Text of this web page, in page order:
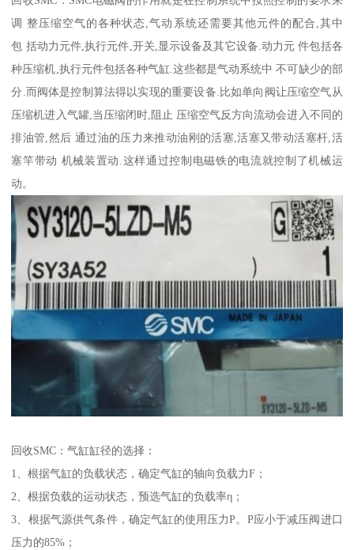
调 整压缩空气的各种状态,气动系统还需要其他元件的配合,其中
包 括动力元件,执行元件,开关,显示设备及其它设备.动力元 件包括各
种压缩机,执行元件包括各种气缸.这些都是气动系统中 不可缺少的部
分.而阀体是控制算法得以实现的重要设备.比如单向阀让压缩空气从
压缩机进入气罐,当压缩闭时,阻止 压缩空气反方向流动会进入不同的
排油管,然后 通过油的压力来推动油刚的活塞,活塞又带动活塞杆,活
塞竿带动 机械装置动.这样通过控制电磁铁的电流就控制了机械运
动。
回收SMC：气缸缸径的选择：
1、根据气缸的负载状态，确定气缸的轴向负载力F；
2、根据负载的运动状态，预选气缸的负载率η；
3、根据气源供气条件，确定气缸的使用压力P。P应小于减压阀进口
压力的85%；